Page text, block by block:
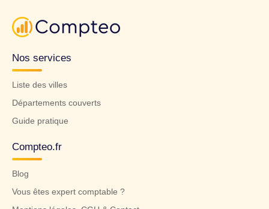
Nos services
Liste des villes
Départements couverts
Guide pratique
Compteo.fr
Blog
Vous êtes expert comptable ?